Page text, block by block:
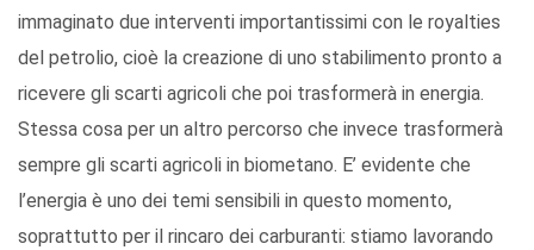
immaginato due interventi importantissimi con le royalties
del petrolio, cioè la creazione di uno stabilimento pronto a
ricevere gli scarti agricoli che poi trasformerà in energia.
Stessa cosa per un altro percorso che invece trasformerà
sempre gli scarti agricoli in biometano. E’ evidente che
l’energia è uno dei temi sensibili in questo momento,
soprattutto per il rincaro dei carburanti: stiamo lavorando